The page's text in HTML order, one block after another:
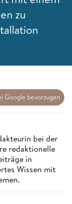
zu
Google bevorzugen
bei der
redaktionelle
in
Wissen mit